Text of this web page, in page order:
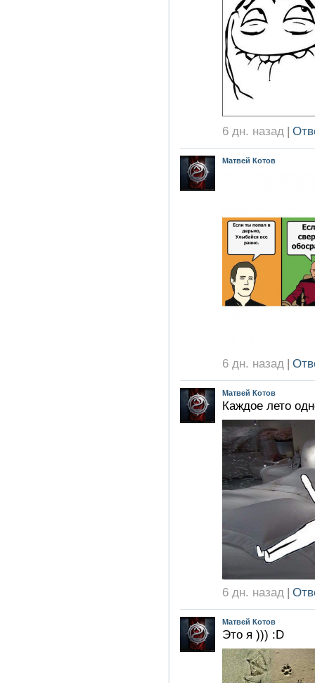
6 дн. назад |
Матвей Котов
6 дн. назад |
Матвей Котов
Каждое лето
6 дн. назад |
Матвей Котов
Это я ))) :D